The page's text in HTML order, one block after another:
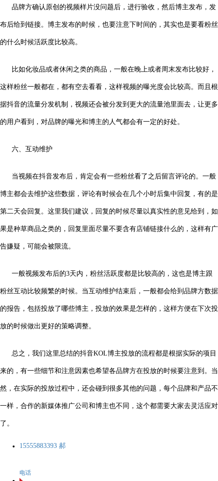
品牌方确认原创的视频样片没问题后，进行验收，然后博主发布，发
布后给到链接。博主发布的时候，也要注意下时间的，其实也是要看粉丝
的什么时候活跃度比较高。
比如化妆品或者休闲之类的商品，一般在晚上或者周末发布比较好，
这样粉丝一般都在，都有空去看看，这样视频的曝光度会比较高。而且根
据抖音的流量分发机制，视频还会被分发到更大的流量池里面去，让更多
的用户看到，对品牌的曝光和博主的人气都会有一定的好处。
六、互动维护
当视频在抖音发布后，肯定会有一些粉丝看了之后留言评论的。一般
博主都会去维护这些数据，评论有时候会在几个小时后集中回复，有的是
第二天会回复。这里我们建议，回复的时候尽量以真实性的意见给到，如
果是种草商品之类的，回复里面尽量不要含有店铺链接什么的，这样有广
告嫌疑，可能会被限流。
一般视频发布后的3天内，粉丝活跃度都是比较高的，这也是博主跟
粉丝互动比较频繁的时候。当互动维护结束后，一般都会给到品牌方数据
的报告，包括投放了哪些博主，投放的效果是怎样的，这样方便在下次投
放的时候做出更好的策略调整。
总之，我们这里总结的抖音KOL博主投放的流程都是根据实际的项目
来的，有一些细节和注意因素也希望各品牌方在投放的时候要注意到。当
然，在实际的投放过程中，还会碰到很多其他的问题，每个品牌和产品不
一样，合作的新媒体推广公司和博主也不同，这个都需要大家去灵活应对
了。
15555883393 郝
电话